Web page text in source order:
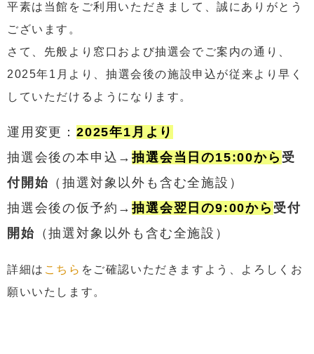
平素は当館をご利用いただきまして、誠にありがとう
ございます。
さて、先般より窓口および抽選会でご案内の通り、
2025年1月より、抽選会後の施設申込が従来より早く
していただけるようになります。
運用変更： 2025年1月より
抽選会後の本申込→抽選会当日の15:00から 受
付開始 （抽選対象以外も含む全施設）
抽選会後の仮予約→抽選会翌日の9:00から 受付
開始 （抽選対象以外も含む全施設）
詳細は こちら をご確認いただきますよう、よろしくお
願いいたします。